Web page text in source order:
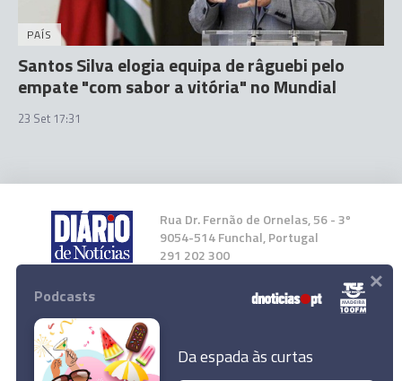
PAÍS
Santos Silva elogia equipa de râguebi pelo
empate "com sabor a vitória" no Mundial
23 Set 17:31
Rua Dr. Fernão de Ornelas, 56 - 3º
9054-514 Funchal, Portugal
291 202 300
Instale a nossa App
Podcasts
Da espada às curtas
×